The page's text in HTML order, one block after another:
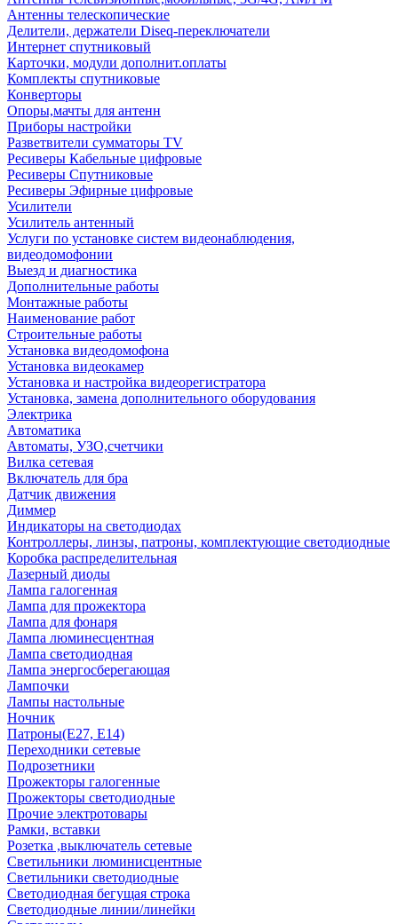
Антенны телескопические
Делители, держатели Diseq-переключатели
Интернет спутниковый
Карточки, модули дополнит.оплаты
Комплекты спутниковые
Конверторы
Опоры,мачты для антенн
Приборы настройки
Разветвители сумматоры TV
Ресиверы Кабельные цифровые
Ресиверы Спутниковые
Ресиверы Эфирные цифровые
Усилители
Усилитель антенный
Услуги по установке систем видеонаблюдения,
видеодомофонии
Выезд и диагностика
Дополнительные работы
Монтажные работы
Наименование работ
Строительные работы
Установка видеодомофона
Установка видеокамер
Установка и настройка видеорегистратора
Установка, замена дополнительного оборудования
Электрика
Автоматика
Автоматы, УЗО,счетчики
Вилка сетевая
Включатель для бра
Датчик движения
Диммер
Индикаторы на светодиодах
Контроллеры, линзы, патроны, комплектующие светодиодные
Коробка распределительная
Лазерный диоды
Лампа галогенная
Лампа для прожектора
Лампа для фонаря
Лампа люминесцентная
Лампа светодиодная
Лампа энергосберегающая
Лампочки
Лампы настольные
Ночник
Патроны(Е27, Е14)
Переходники сетевые
Подрозетники
Прожекторы галогенные
Прожекторы светодиодные
Прочие электротовары
Рамки, вставки
Розетка ,выключатель сетевые
Светильники люминисцентные
Светильники светодиодные
Светодиодная бегущая строка
Светодиодные линии/линейки